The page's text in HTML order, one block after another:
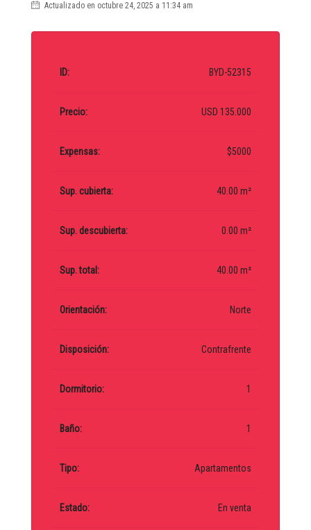
Actualizado en octubre 24, 2025 a 11:34 am
ID: BYD-52315
Precio: USD 135.000
Expensas: $5000
Sup. cubierta: 40.00 m²
Sup. descubierta: 0.00 m²
Sup. total: 40.00 m²
Orientación: Norte
Disposición: Contrafrente
Dormitorio: 1
Baño: 1
Tipo: Apartamentos
Estado: En venta